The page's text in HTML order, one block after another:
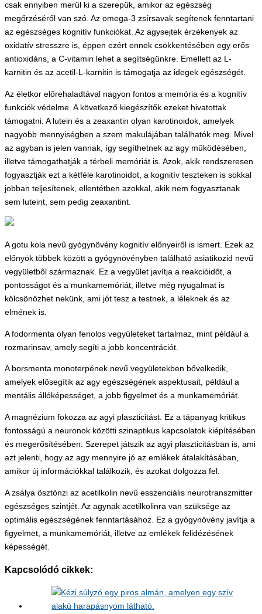
csak ennyiben merül ki a szerepük, amikor az egészség
megőrzéséről van szó. Az omega-3 zsírsavak segítenek fenntartani
az egészséges kognitív funkciókat. Az agysejtek érzékenyek az
oxidatív stresszre is, éppen ezért ennek csökkentésében egy erős
antioxidáns, a C-vitamin lehet a segítségünkre. Emellett az L-
karnitin és az acetil-L-karnitin is támogatja az idegek egészségét.
Az életkor előrehaladtával nagyon fontos a memória és a kognitív
funkciók védelme. A következő kiegészítők ezeket hivatottak
támogatni. A lutein és a zeaxantin olyan karotinoidok, amelyek
nagyobb mennyiségben a szem makulájában találhatók meg. Mivel
az agyban is jelen vannak, így segíthetnek az agy működésében,
illetve támogathatják a térbeli memóriát is. Azok, akik rendszeresen
fogyasztják ezt a kétféle karotinoidot, a kognitív teszteken is sokkal
jobban teljesítenek, ellentétben azokkal, akik nem fogyasztanak
sem luteint, sem pedig zeaxantint.
A gotu kola nevű gyógynövény kognitív előnyeiről is ismert. Ezek az
előnyök többek között a gyógynövényben található asiatikozid nevű
vegyületből származnak. Ez a vegyület javítja a reakcióidőt, a
pontosságot és a munkamemóriát, illetve még nyugalmat is
kölcsönözhet nekünk, ami jót tesz a testnek, a léleknek és az
elmének is.
A fodormenta olyan fenolos vegyületeket tartalmaz, mint például a
rozmarinsav, amely segíti a jobb koncentrációt.
A borsmenta monoterpének nevű vegyületekben bővelkedik,
amelyek elősegítik az agy egészségének aspektusait, például a
mentális állóképességet, a jobb figyelmet és a munkamemóriát.
A magnézium fokozza az agyi plaszticitást. Ez a tápanyag kritikus
fontosságú a neuronok közötti szinaptikus kapcsolatok kiépítésében
és megerősítésében. Szerepet játszik az agyi plaszticitásban is, ami
azt jelenti, hogy az agy mennyire jó az emlékek átalakításában,
amikor új információkkal találkozik, és azokat dolgozza fel.
A zsálya ösztönzi az acetilkolin nevű esszenciális neurotranszmitter
egészséges szintjét. Az agynak acetilkolinra van szüksége az
optimális egészségének fenntartásához. Ez a gyógynövény javítja a
figyelmet, a munkamemóriát, illetve az emlékek felidézésének
képességét.
Kapcsolódó cikkek: